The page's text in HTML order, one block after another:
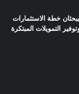
خطة الاستثمارات
التمويلات المبتكرة